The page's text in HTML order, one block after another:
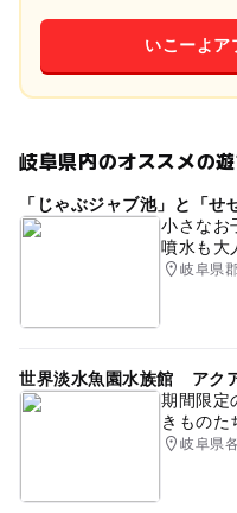
いこーよア
岐阜県内のオススメの
「じゃぶジャブ池」と「せ
小さなお
噴水も大
岐阜県
世界淡水魚園水族館 アク
期間限定
きものた
岐阜県